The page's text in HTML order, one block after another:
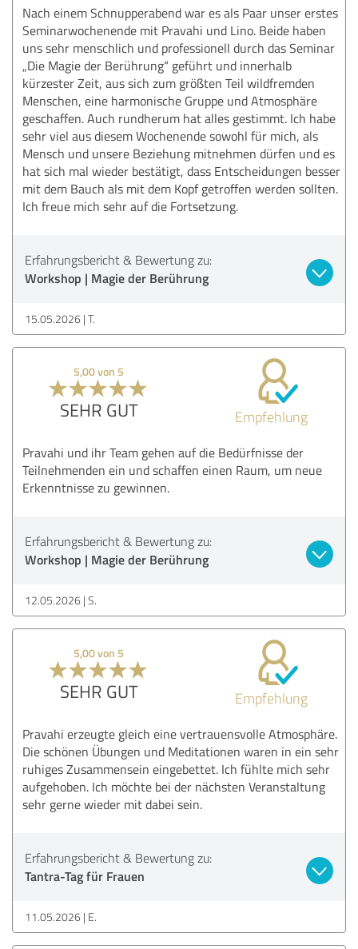
Nach einem Schnupperabend war es als Paar unser erstes
Seminarwochenende mit Pravahi und Lino. Beide haben
uns sehr menschlich und professionell durch das Seminar
„Die Magie der Berührung“ geführt und innerhalb
kürzester Zeit, aus sich zum größten Teil wildfremden
Menschen, eine harmonische Gruppe und Atmosphäre
geschaffen. Auch rundherum hat alles gestimmt. Ich habe
sehr viel aus diesem Wochenende sowohl für mich, als
Mensch und unsere Beziehung mitnehmen dürfen und es
hat sich mal wieder bestätigt, dass Entscheidungen besser
mit dem Bauch als mit dem Kopf getroffen werden sollten.
Ich freue mich sehr auf die Fortsetzung.
Erfahrungsbericht & Bewertung zu:
Workshop | Magie der Berührung
15.05.2026 T.
5,00 von 5
SEHR GUT Empfehlung
Pravahi und ihr Team gehen auf die Bedürfnisse der
Teilnehmenden ein und schaffen einen Raum, um neue
Erkenntnisse zu gewinnen.
Erfahrungsbericht & Bewertung zu:
Workshop | Magie der Berührung
12.05.2026 S.
5,00 von 5
SEHR GUT Empfehlung
Pravahi erzeugte gleich eine vertrauensvolle Atmosphäre.
Die schönen Übungen und Meditationen waren in ein sehr
ruhiges Zusammensein eingebettet. Ich fühlte mich sehr
aufgehoben. Ich möchte bei der nächsten Veranstaltung
sehr gerne wieder mit dabei sein.
Erfahrungsbericht & Bewertung zu:
Tantra-Tag für Frauen
11.05.2026 E.